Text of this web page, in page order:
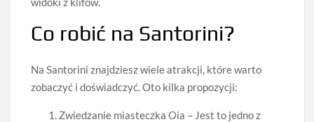
Co robić na Santorini?
Na Santorini znajdziesz wiele atrakcji, które warto
zobaczyć i doświadczyć. Oto kilka propozycji:
Zwiedzanie miasteczka Oia – Jest to jedno z